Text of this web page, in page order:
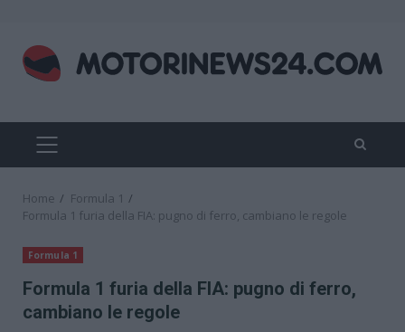
content
PRIMARY
MENU
Home
Formula 1
Formula 1 furia della FIA: pugno di ferro, cambiano le regole
Formula 1
Formula 1 furia della FIA: pugno di ferro,
cambiano le regole